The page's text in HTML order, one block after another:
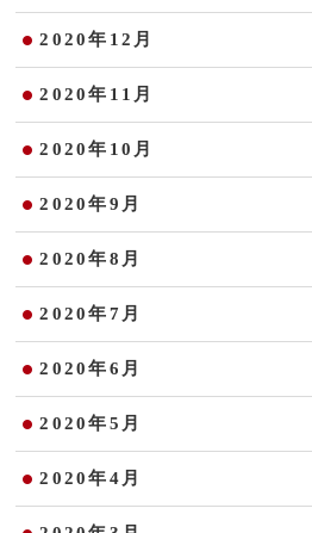
2020年12月
2020年11月
2020年10月
2020年9月
2020年8月
2020年7月
2020年6月
2020年5月
2020年4月